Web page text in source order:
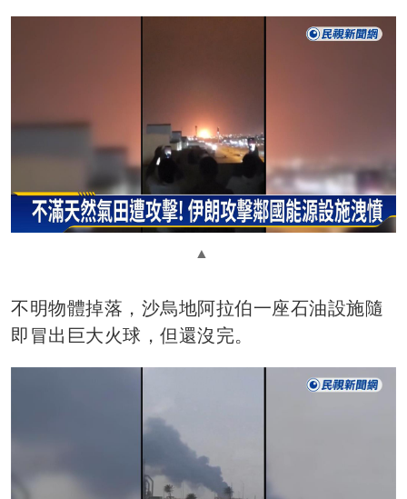
不明物體掉落，沙烏地阿拉伯一座石油設施隨
即冒出巨大火球，但還沒完。